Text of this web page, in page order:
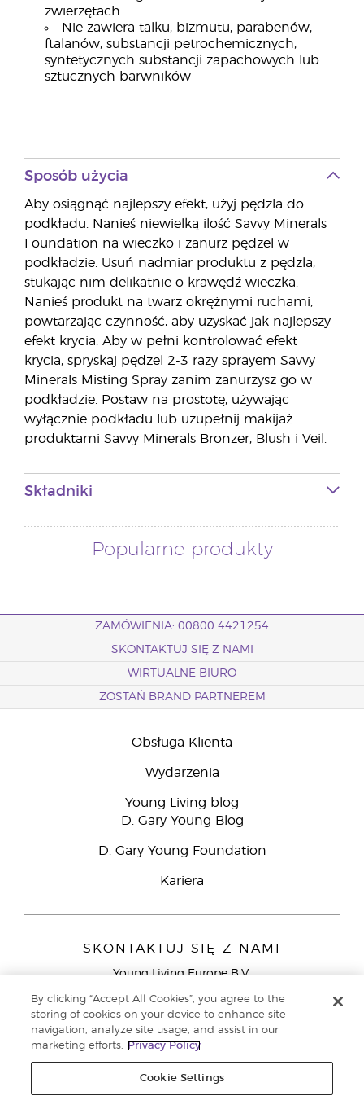
zwierzętach
Nie zawiera talku, bizmutu, parabenów,
ftalanów, substancji petrochemicznych,
syntetycznych substancji zapachowych lub
sztucznych barwników
Sposób użycia
Aby osiągnąć najlepszy efekt, użyj pędzla do
podkładu. Nanieś niewielką ilość Savvy Minerals
Foundation na wieczko i zanurz pędzel w
podkładzie. Usuń nadmiar produktu z pędzla,
stukając nim delikatnie o krawędź wieczka.
Nanieś produkt na twarz okrężnymi ruchami,
powtarzając czynność, aby uzyskać jak najlepszy
efekt krycia. Aby w pełni kontrolować efekt
krycia, spryskaj pędzel 2-3 razy sprayem Savvy
Minerals Misting Spray zanim zanurzysz go w
podkładzie. Postaw na prostotę, używając
wyłącznie podkładu lub uzupełnij makijaż
produktami Savvy Minerals Bronzer, Blush i Veil.
Składniki
Popularne produkty
ZAMÓWIENIA: 00800 4421254
SKONTAKTUJ SIĘ Z NAMI
WIRTUALNE BIURO
ZOSTAŃ BRAND PARTNEREM
Obsługa Klienta
Wydarzenia
Young Living blog
D. Gary Young Blog
D. Gary Young Foundation
Kariera
SKONTAKTUJ SIĘ Z NAMI
Young Living Europe B.V.
9727 AJ Groningen
Young Living Europe Ltd - Europejska siedziba
główna:+44 (0) 20 3935 9000
By clicking “Accept All Cookies”, you agree to the
storing of cookies on your device to enhance site
navigation, analyze site usage, and assist in our
marketing efforts.
Privacy Policy
Cookie Settings